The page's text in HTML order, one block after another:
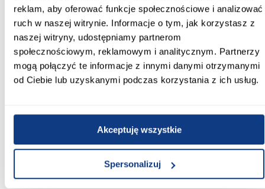
reklam, aby oferować funkcje społecznościowe i analizować
ruch w naszej witrynie. Informacje o tym, jak korzystasz z
naszej witryny, udostępniamy partnerom
społecznościowym, reklamowym i analitycznym. Partnerzy
mogą połączyć te informacje z innymi danymi otrzymanymi
od Ciebie lub uzyskanymi podczas korzystania z ich usług.
Akceptuję wszystkie
Spersonalizuj
Kolor frontów:
biały
Kolor korpusu:
biały
bez lustra
kilkudrzwiowe